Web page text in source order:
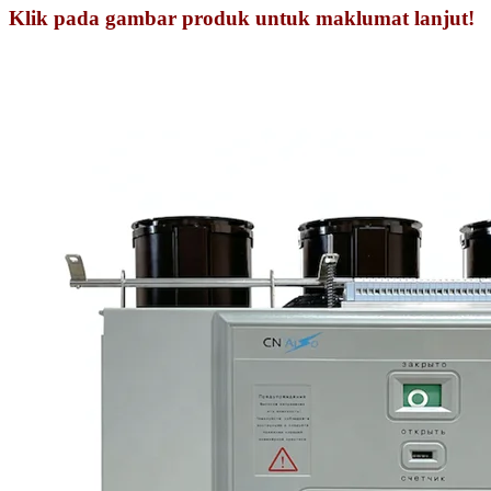
Klik pada gambar produk untuk maklumat lanjut!